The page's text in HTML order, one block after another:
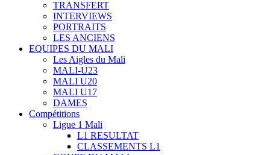
TRANSFERT
INTERVIEWS
PORTRAITS
LES ANCIENS
EQUIPES DU MALI
Les Aigles du Mali
MALI-U23
MALI U20
MALI U17
DAMES
Compétitions
Ligue 1 Mali
L1 RESULTAT
CLASSEMENTS L1